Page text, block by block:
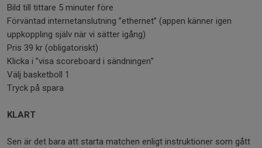
Bild till tittare 5 minuter före
Förväntad internetanslutning ”ethernet” (appen känner igen
uppkoppling själv när vi sätter igång)
Pris 39 kr (obligatoriskt)
Klicka i ”visa scoreboard i sändningen”
Välj basketboll 1
Tryck på spara
KLART
Sen är det bara att starta matchen enligt instruktioner som gått